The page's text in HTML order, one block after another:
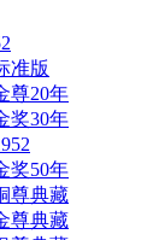
准版
尊20年
奖30年
奖50年
尊典藏
尊典藏